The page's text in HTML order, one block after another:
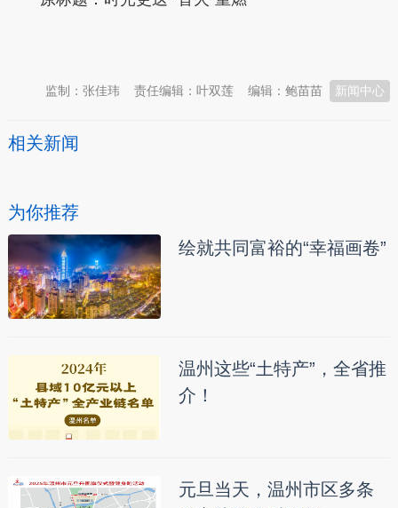
新闻中心
编辑：鲍苗苗
责任编辑：叶双莲
监制：张佳玮
相关新闻
为你推荐
绘就共同富裕的“幸福画卷”
温州这些“土特产”，全省推
介！
元旦当天，温州市区多条